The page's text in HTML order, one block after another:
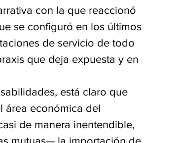
con la que reaccionó
se configuró en los últimos
de servicio de todo
que deja expuesta y en
está claro que
área económica del
de manera inentendible,
mutuas— la importación de